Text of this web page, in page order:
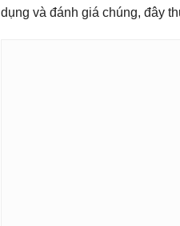
dụng và đánh giá chúng, đây